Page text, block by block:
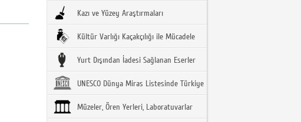
Kazı ve Yüzey Araştırmaları
Kültür Varlığı Kaçakçılığı ile Mücadele
Yurt Dışından İadesi Sağlanan Eserler
UNESCO Dünya Miras Listesinde Türkiye
Müzeler, Ören Yerleri, Laboratuvarlar